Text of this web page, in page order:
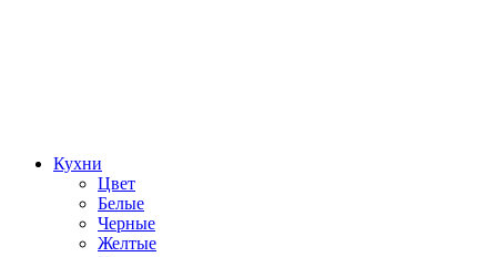
Кухни
Цвет
Белые
Черные
Желтые